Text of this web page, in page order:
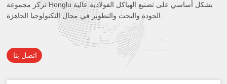
تركز مجموعة Honglu بشكل أساسي على تصنيع الهياكل الفولاذية عالية
اتصل بنا